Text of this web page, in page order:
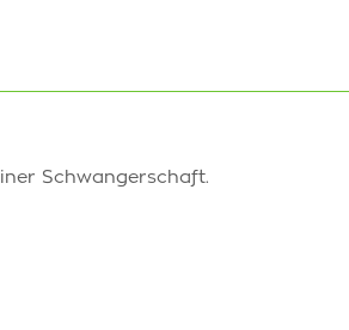
Schwangerschaft.